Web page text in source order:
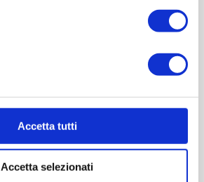
Accetta tutti
Accetta selezionati
Scheda tecnica